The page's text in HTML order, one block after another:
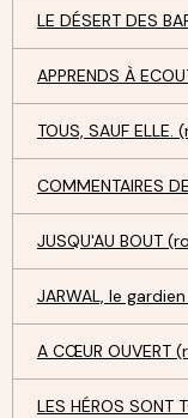
LE DÉSERT DES
APPRENDS À
TOUS, SAUF ELLE.
COMMENTAIRES
JUSQU'AU BOUT
JARWAL, le
A CŒUR OUVERT
LES HÉROS SONT